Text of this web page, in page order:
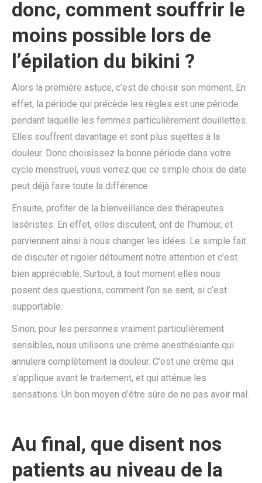
donc, comment souffrir le
moins possible lors de
l’épilation du bikini ?
Alors la première astuce, c’est de choisir son moment. En
effet, la période qui précède les règles est une période
pendant laquelle les femmes particulièrement douillettes.
Elles souffrent davantage et sont plus sujettes à la
douleur. Donc choisissez la bonne période dans votre
cycle menstruel, vous verrez que ce simple choix de date
peut déjà faire toute la différence.
Ensuite, profiter de la bienveillance des thérapeutes
laséristes. En effet, elles discutent, ont de l’humour, et
parviennent ainsi à nous changer les idées. Le simple fait
de discuter et rigoler détournent notre attention et c’est
bien appréciable. Surtout, à tout moment elles nous
posent des questions, comment l’on se sent, si c’est
supportable.
Sinon, pour les personnes vraiment particulièrement
sensibles, nous utilisons une crème anesthésiante qui
annulera complètement la douleur. C’est une crème qui
s’applique avant le traitement, et qui atténue les
sensations. Un bon moyen d’être sûre de ne pas avoir mal.
Au final, que disent nos
patients au niveau de la